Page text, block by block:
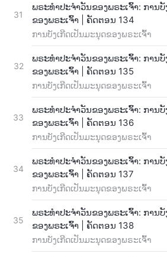
31
ພຣະທຳປະຈຳວັນຂອງພຣະເຈົ້າ: ການ
ຂອງພຣະເຈົ້າ | ຄັດຕອນ 134
ການບັງເກີດເປັນມະນຸດຂອງພຣະເຈົ້າ
32
ພຣະທຳປະຈຳວັນຂອງພຣະເຈົ້າ: ການ
ຂອງພຣະເຈົ້າ | ຄັດຕອນ 135
ການບັງເກີດເປັນມະນຸດຂອງພຣະເຈົ້າ
33
ພຣະທຳປະຈຳວັນຂອງພຣະເຈົ້າ: ການ
ຂອງພຣະເຈົ້າ | ຄັດຕອນ 136
ການບັງເກີດເປັນມະນຸດຂອງພຣະເຈົ້າ
34
ພຣະທຳປະຈຳວັນຂອງພຣະເຈົ້າ: ການ
ຂອງພຣະເຈົ້າ | ຄັດຕອນ 137
ການບັງເກີດເປັນມະນຸດຂອງພຣະເຈົ້າ
35
ພຣະທຳປະຈຳວັນຂອງພຣະເຈົ້າ: ການ
ຂອງພຣະເຈົ້າ | ຄັດຕອນ 138
ການບັງເກີດເປັນມະນຸດຂອງພຣະເຈົ້າ